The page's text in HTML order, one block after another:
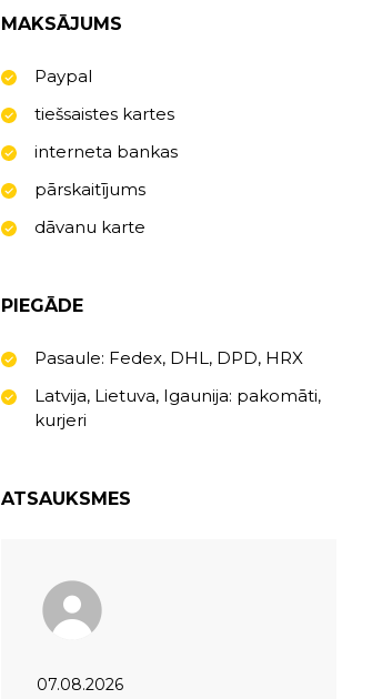
MAKSĀJUMS
Paypal
tiešsaistes kartes
interneta bankas
pārskaitījums
dāvanu karte
PIEGĀDE
Pasaule: Fedex, DHL, DPD, HRX
Latvija, Lietuva, Igaunija: pakomāti,
kurjeri
ATSAUKSMES
07.08.2026